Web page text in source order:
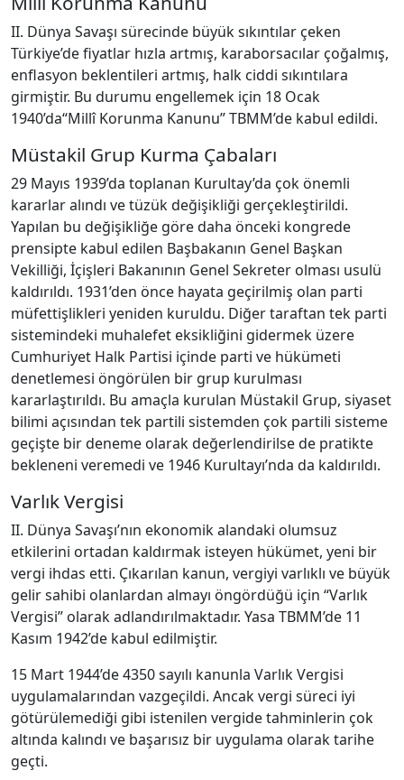
II. Dünya Savaşı sürecinde büyük sıkıntılar çeken
Türkiye’de fiyatlar hızla artmış, karaborsacılar çoğalmış,
enflasyon beklentileri artmış, halk ciddi sıkıntılara
girmiştir. Bu durumu engellemek için 18 Ocak
1940’da“Millî Korunma Kanunu” TBMM’de kabul edildi.
Müstakil Grup Kurma Çabaları
29 Mayıs 1939’da toplanan Kurultay’da çok önemli
kararlar alındı ve tüzük değişikliği gerçekleştirildi.
Yapılan bu değişikliğe göre daha önceki kongrede
prensipte kabul edilen Başbakanın Genel Başkan
Vekilliği, İçişleri Bakanının Genel Sekreter olması usulü
kaldırıldı. 1931’den önce hayata geçirilmiş olan parti
müfettişlikleri yeniden kuruldu. Diğer taraftan tek parti
sistemindeki muhalefet eksikliğini gidermek üzere
Cumhuriyet Halk Partisi içinde parti ve hükümeti
denetlemesi öngörülen bir grup kurulması
kararlaştırıldı. Bu amaçla kurulan Müstakil Grup, siyaset
bilimi açısından tek partili sistemden çok partili sisteme
geçişte bir deneme olarak değerlendirilse de pratikte
bekleneni veremedi ve 1946 Kurultayı’nda da kaldırıldı.
Varlık Vergisi
II. Dünya Savaşı’nın ekonomik alandaki olumsuz
etkilerini ortadan kaldırmak isteyen hükümet, yeni bir
vergi ihdas etti. Çıkarılan kanun, vergiyi varlıklı ve büyük
gelir sahibi olanlardan almayı öngördüğü için “Varlık
Vergisi” olarak adlandırılmaktadır. Yasa TBMM’de 11
Kasım 1942’de kabul edilmiştir.
15 Mart 1944’de 4350 sayılı kanunla Varlık Vergisi
uygulamalarından vazgeçildi. Ancak vergi süreci iyi
götürülemediği gibi istenilen vergide tahminlerin çok
altında kalındı ve başarısız bir uygulama olarak tarihe
geçti.